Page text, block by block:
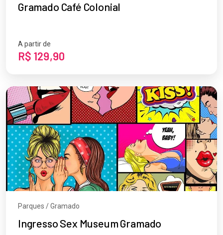
Gramado Café Colonial
A partir de
R$ 129,90
Parques / Gramado
Ingresso Sex Museum Gramado